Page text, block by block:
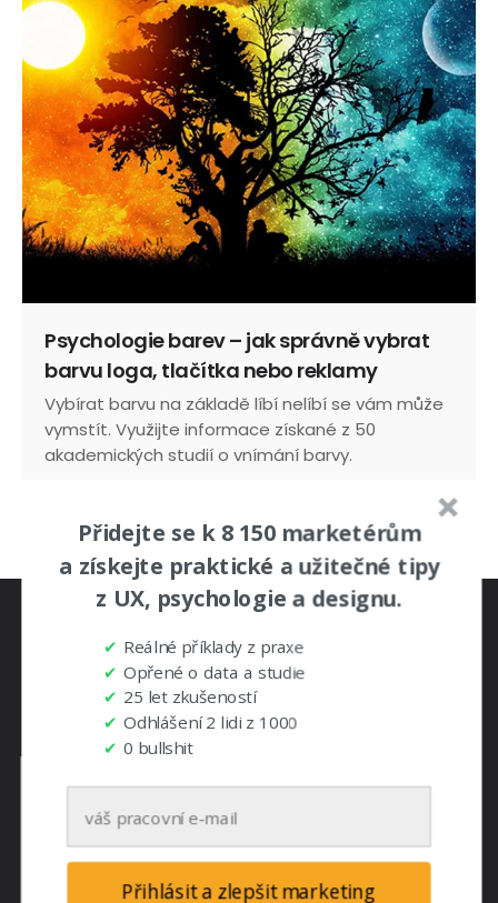
Psychologie barev – jak správně vybrat
barvu loga, tlačítka nebo reklamy
Vybírat barvu na základě líbí nelíbí se vám může
vymstít. Využijte informace získané z 50
akademických studií o vnímání barvy.
Ing. arch. Ondřej Ilinčev
Pomůžu vám vydělat na webu. Jsem drahý (3
500 Kč / hodinu) a vyplatím se vám. Rád
řeším netriviální problémy. Baví mě
dlouhodobě zlepšovat efektivitu e-shopů,
Přidejte se k 8 150 marketérům
a získejte praktické a užitečné tipy
z UX, psychologie a designu.
✔ Reálné příklady z praxe
✔ Opřené o data a studie
✔ 25 let zkušeností
✔ Odhlášení 2 lidi z 1000
✔ 0 bullshit
Přihlásit a zlepšit marketing